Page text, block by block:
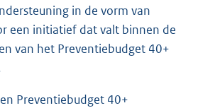
in de vorm van
een initiatief dat valt binnen de
van het Preventiebudget 40+
Preventiebudget 40+